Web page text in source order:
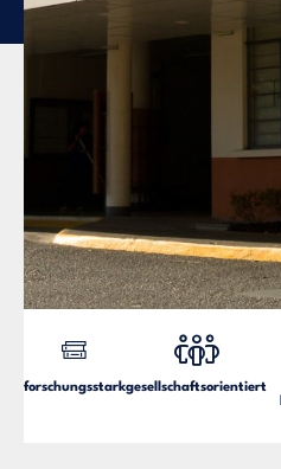
forschungsstarkgesellschaftsorientiert